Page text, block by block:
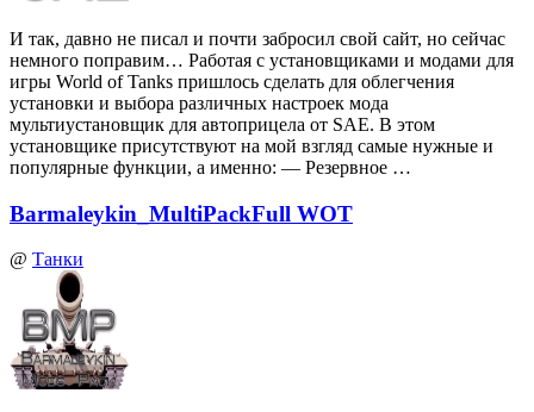
И так, давно не писал и почти забросил свой сайт, но сейчас
немного поправим… Работая с установщиками и модами для
игры World of Tanks пришлось сделать для облегчения
установки и выбора различных настроек мода
мультиустановщик для автоприцела от SAE. В этом
установщике присутствуют на мой взгляд самые нужные и
популярные функции, а именно: — Резервное …
Barmaleykin_MultiPackFull WOT
@ Танки